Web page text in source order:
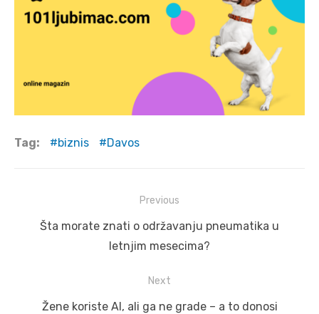
Tag: biznis Davos
navigation
Previous
Previous
Šta morate znati o održavanju pneumatika u
letnjim mesecima?
Next
NextŽene koriste AI, ali ga ne grade – a to donosi